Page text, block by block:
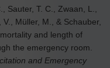
Sauter, T. C., Zwaan, L.,
Müller, M., & Schauber,
and length of
the emergency room.
and Emergency